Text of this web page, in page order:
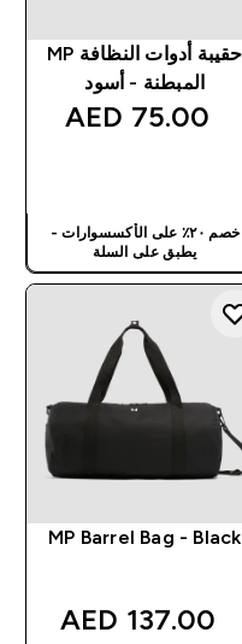
حقيبة أدوات النظافة MP
المبطنة - أسود
75.00 AED‎
خصم ٢٠٪ على الأكسسوارات -
يطبق على السلة
MP Barrel Bag - Black
137.00 AED‎